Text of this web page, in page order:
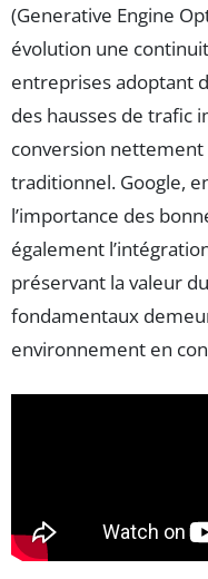
(Generative Engine
évolution une
entreprises adoptant
des hausses de trafic
conversion nettement
traditionnel. Google,
l’importance des
également
préservant la valeur du
fondamentaux
environnement en